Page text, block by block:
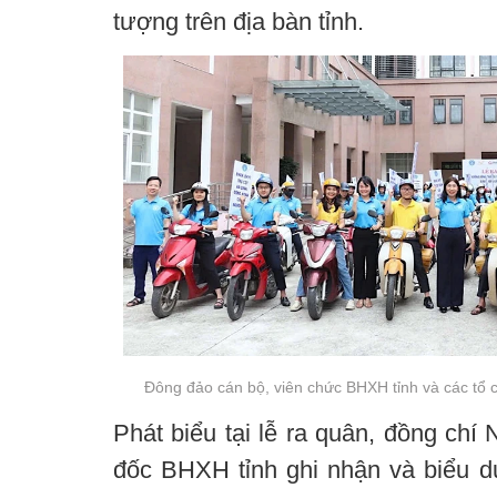
tượng trên địa bàn tỉnh.
Đông đảo cán bộ, viên chức BHXH tỉnh và các
Phát biểu tại lễ ra quân, đồng chí
đốc BHXH tỉnh ghi nhận và biểu